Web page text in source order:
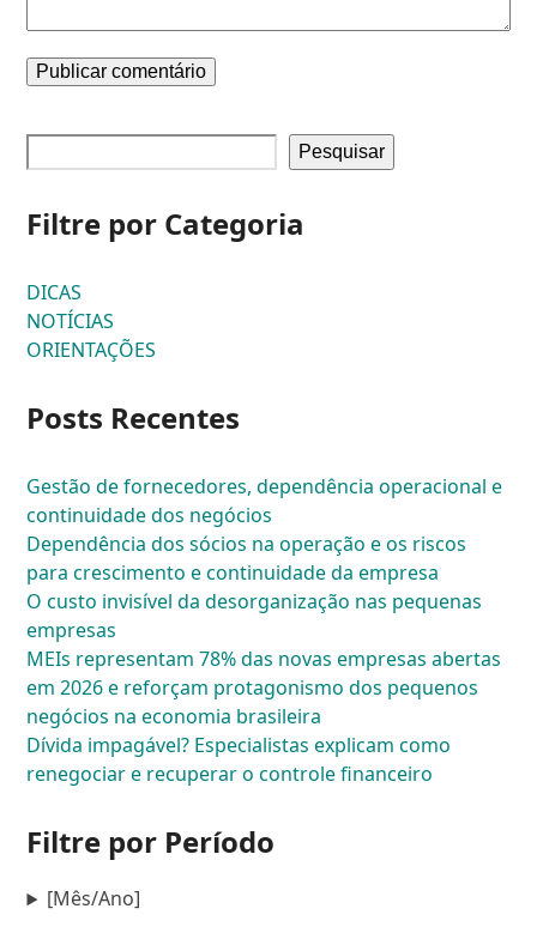
Pesquisar
Filtre por Categoria
DICAS
NOTÍCIAS
ORIENTAÇÕES
Posts Recentes
Gestão de fornecedores, dependência operacional e
continuidade dos negócios
Dependência dos sócios na operação e os riscos
para crescimento e continuidade da empresa
O custo invisível da desorganização nas pequenas
empresas
MEIs representam 78% das novas empresas abertas
em 2026 e reforçam protagonismo dos pequenos
negócios na economia brasileira
Dívida impagável? Especialistas explicam como
renegociar e recuperar o controle financeiro
Filtre por Período
[Mês/Ano]